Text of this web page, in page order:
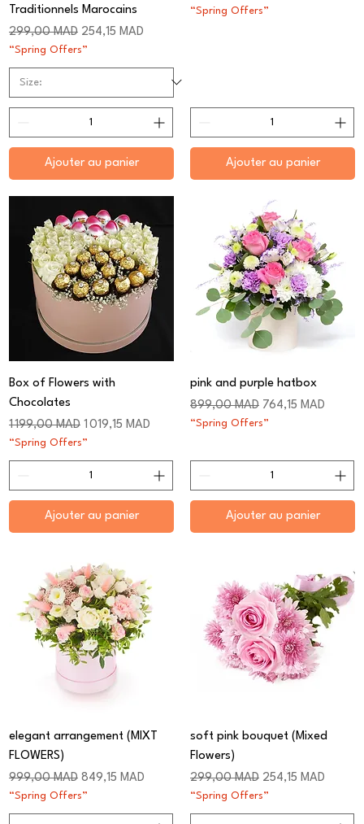
Traditionnels Marocains
Prix original
299,00 MAD Prix promotionnel
254,15 MAD
“Spring Offers”
Ajouter au panier
“Spring Offers”
Ajouter au panier
Box of Flowers with
Chocolates
Prix original
1 199,00 MAD Prix promotionnel
1 019,15 MAD
“Spring Offers”
Ajouter au panier
pink and purple hatbox
Prix original
899,00 MAD Prix promotionnel
764,15 MAD
“Spring Offers”
Ajouter au panier
elegant arrangement (MIXT
FLOWERS)
Prix original
999,00 MAD Prix promotionnel
849,15 MAD
“Spring Offers”
soft pink bouquet (Mixed
Flowers)
Prix original
299,00 MAD Prix promotionnel
254,15 MAD
“Spring Offers”